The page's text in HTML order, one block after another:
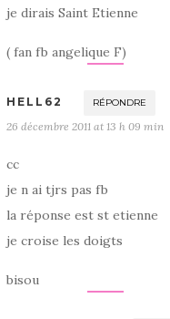
je dirais Saint Etienne
( fan fb angelique F)
HELL62 RÉPONDRE
26 décembre 2011 at 13 h 09 min
cc
je n ai tjrs pas fb
la réponse est st etienne
je croise les doigts
bisou